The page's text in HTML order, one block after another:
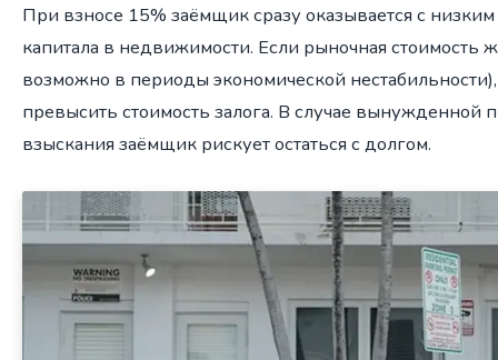
При взносе 15% заёмщик сразу оказывается с
капитала в недвижимости. Если рыночная стоимость
возможно в периоды экономической
превысить стоимость залога. В случае
взыскания заёмщик рискует остаться с долгом.